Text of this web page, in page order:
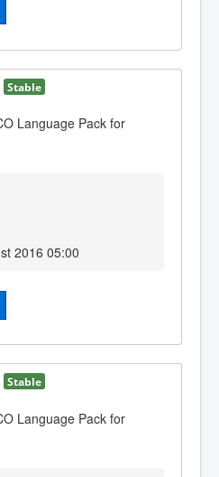
Stable
Language Pack for
2016 05:00
Stable
Language Pack for